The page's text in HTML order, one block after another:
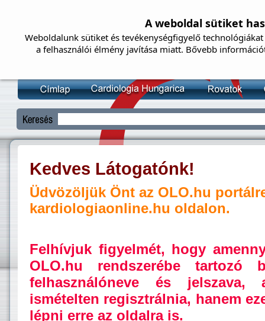
Kedves Látogatónk!
Üdvözöljük Önt az OLO.hu
kardiologiaonline.hu oldalon.
Felhívjuk figyelmét, hogy
OLO.hu rendszerébe tartozó
felhasználóneve és jelszava,
ismételten regisztrálnia, hanem
lépni erre az oldalra is.
A weboldal sütiket
Weboldalunk sütiket és tevékenységfigyelő
a felhasználói élmény javítása miatt. Bővebb